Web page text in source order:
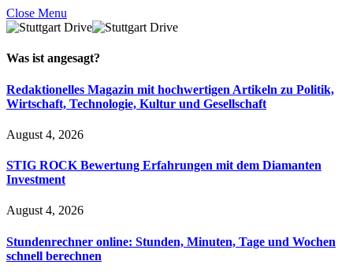
Close Menu
Was ist angesagt?
Redaktionelles Magazin mit hochwertigen Artikeln zu Politik,
Wirtschaft, Technologie, Kultur und Gesellschaft
August 4, 2026
STIG ROCK Bewertung Erfahrungen mit dem Diamanten
Investment
August 4, 2026
Stundenrechner online: Stunden, Minuten, Tage und Wochen
schnell berechnen